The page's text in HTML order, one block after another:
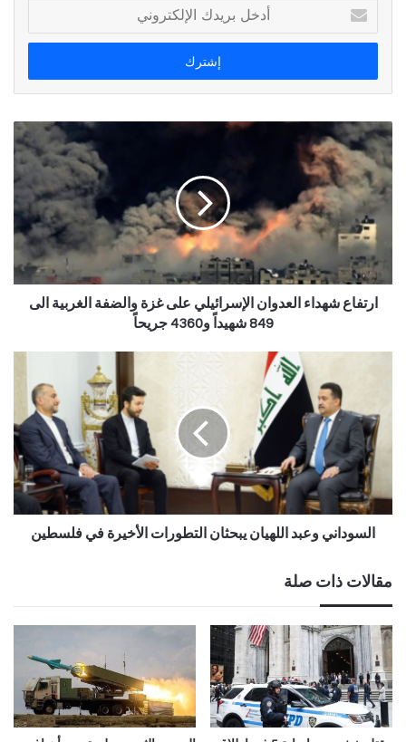
بريدك
الإلكتروني
ارتفاع شهداء العدوان الإسرائيلي على غزة والضفة الغربية الى
849 شهيداً و4360 جريحاً
السوداني وعبد اللهيان يبحثان التطورات الأخيرة في فلسطين
مقالات ذات صلة